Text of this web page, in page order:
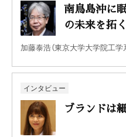
南鳥島沖に
の未来を拓く
加藤泰浩（東京大学大学院工学
インタビュー
ブランドは